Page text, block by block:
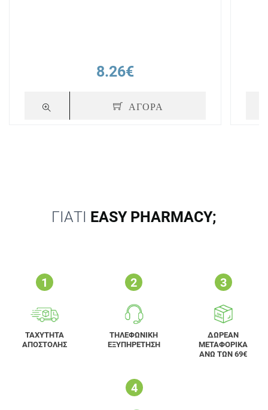
8.26€
ΑΓΟΡΑ
ΓΙΑΤΙ EASY PHARMACY;
ΤΑΧΥΤΗΤΑ
ΑΠΟΣΤΟΛΗΣ
ΤΗΛΕΦΩΝΙΚΗ
ΕΞΥΠΗΡΕΤΗΣΗ
ΔΩΡΕΑΝ
ΜΕΤΑΦΟΡΙΚΑ
ΑΝΩ ΤΩΝ 69€